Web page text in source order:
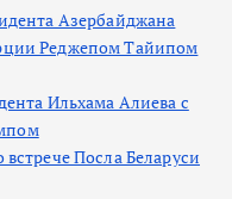
Азербайджана
Реджепом Тайипом
Ильхама Алиева с
Посла Беларуси